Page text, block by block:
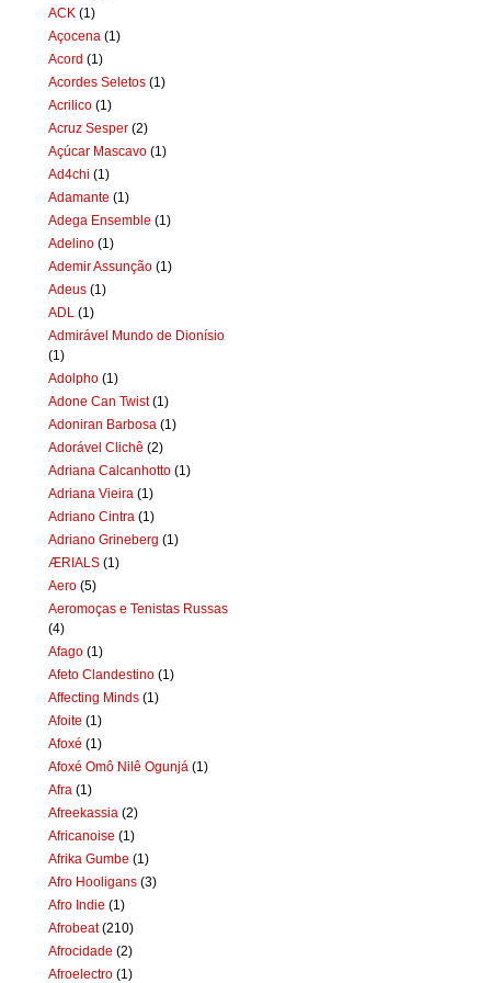
ACK (1)
Açocena (1)
Acord (1)
Acordes Seletos (1)
Acrilico (1)
Acruz Sesper (2)
Açúcar Mascavo (1)
Ad4chi (1)
Adamante (1)
Adega Ensemble (1)
Adelino (1)
Ademir Assunção (1)
Adeus (1)
ADL (1)
Admirável Mundo de Dionísio
(1)
Adolpho (1)
Adone Can Twist (1)
Adoniran Barbosa (1)
Adorável Clichê (2)
Adriana Calcanhotto (1)
Adriana Vieira (1)
Adriano Cintra (1)
Adriano Grineberg (1)
ÆRIALS (1)
Aero (5)
Aeromoças e Tenistas Russas
(4)
Afago (1)
Afeto Clandestino (1)
Affecting Minds (1)
Afoite (1)
Afoxé (1)
Afoxé Omô Nilê Ogunjá (1)
Afra (1)
Afreekassia (2)
Africanoise (1)
Afrika Gumbe (1)
Afro Hooligans (3)
Afro Indie (1)
Afrobeat (210)
Afrocidade (2)
Afroelectro (1)